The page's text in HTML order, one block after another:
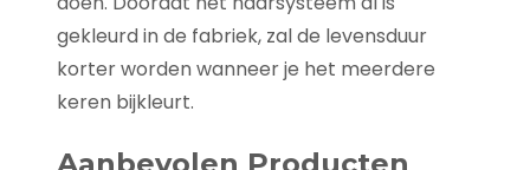
gekleurd in de fabriek, zal de levensduur
korter worden wanneer je het meerdere
keren bijkleurt.